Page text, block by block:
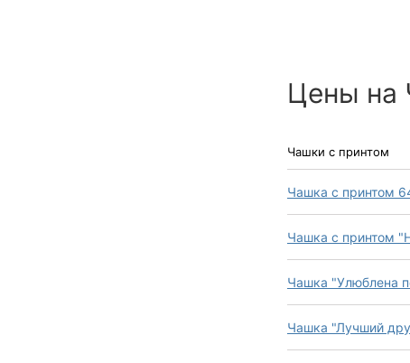
Цены на
Чашки с принтом
Чашка с принтом
Чашка с принтом
Чашка "Улюблена
Чашка "Лучший